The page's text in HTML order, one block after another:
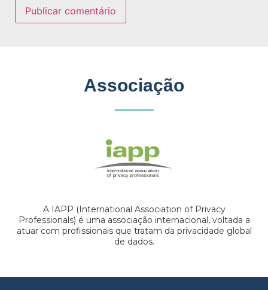
Associação
A IAPP (International Association of Privacy
Professionals) é uma associação internacional, voltada a
atuar com profissionais que tratam da privacidade global
de dados.